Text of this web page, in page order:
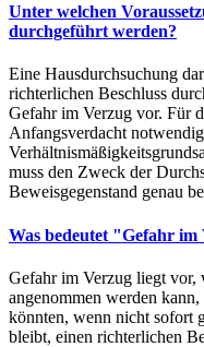
Unter welchen
durchgeführt werden?
Eine Hausdurchsuchung
richterlichen Beschluss
Gefahr im Verzug vor. Für
Anfangsverdacht
muss den Zweck der
Beweisgegenstand genau
Was bedeutet "Gefahr im
Gefahr im Verzug liegt vor,
angenommen werden
könnten, wenn nicht sofort
bleibt, einen richterlichen